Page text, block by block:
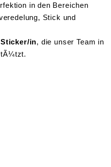
in den Bereichen
Stick und
Sticker/in, die unser Team in